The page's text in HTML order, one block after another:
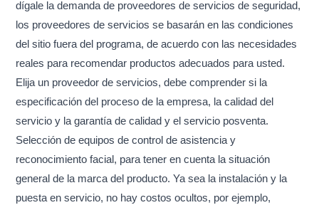
dígale la demanda de proveedores de servicios de seguridad,
los proveedores de servicios se basarán en las condiciones
del sitio fuera del programa, de acuerdo con las necesidades
reales para recomendar productos adecuados para usted.
Elija un proveedor de servicios, debe comprender si la
especificación del proceso de la empresa, la calidad del
servicio y la garantía de calidad y el servicio posventa.
Selección de equipos de control de asistencia y
reconocimiento facial, para tener en cuenta la situación
general de la marca del producto. Ya sea la instalación y la
puesta en servicio, no hay costos ocultos, por ejemplo,